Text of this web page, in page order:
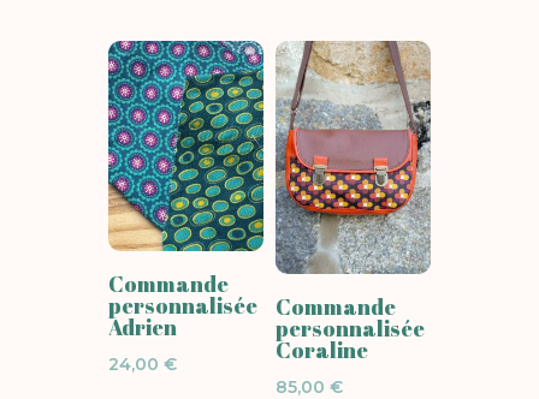
Commande
personnalisée
Adrien
24,00 €
Commande
personnalisée
Coraline
85,00€